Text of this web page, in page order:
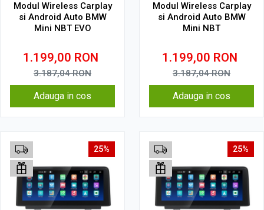
Modul Wireless Carplay
si Android Auto BMW
Mini NBT EVO
1.199,00 RON
3.187,04RON
Adauga in cos
Modul Wireless Carplay
si Android Auto BMW
Mini NBT
1.199,00 RON
3.187,04RON
Adauga in cos
25% 25%